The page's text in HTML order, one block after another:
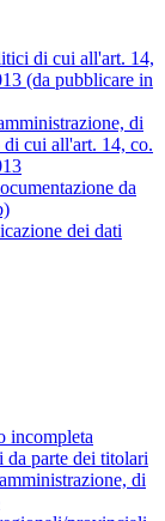
di cui all'art. 14,
(da pubblicare in
di
cui all'art. 14, co.
da
dei dati
incompleta
da parte dei titolari
di